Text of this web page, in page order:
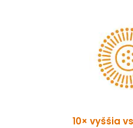
10× vyššia